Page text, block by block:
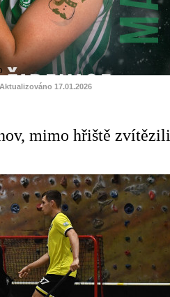
17.01.2026
mimo hřiště zvítězili